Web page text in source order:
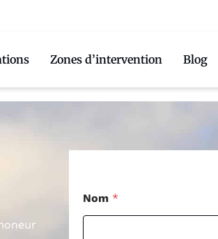
Zones d’intervention Blog
Nom *